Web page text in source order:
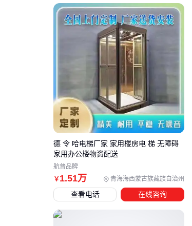
￥ 1.51万 青海海西蒙古族藏族自治州
德 令 哈电梯厂家 家用楼房电 梯 无障碍
家用办公楼物资配送
航普品牌
查看电话 在线咨询